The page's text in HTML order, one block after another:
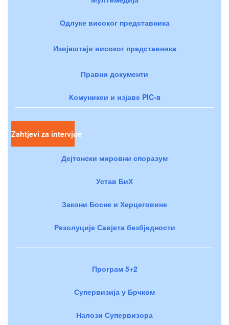
Одлуке високог представника
Извјештаји високог представника
Правни документи
Комуникеи и изјаве PIC-a
Zahtjevi za intervjue
Дејтонски мировни споразум
Устав БиХ
Закони Босне и Херцеговине
Резолуције Савјета безбједности
Програм 5+2
Супервизија у Брчком
Налози Супервизора